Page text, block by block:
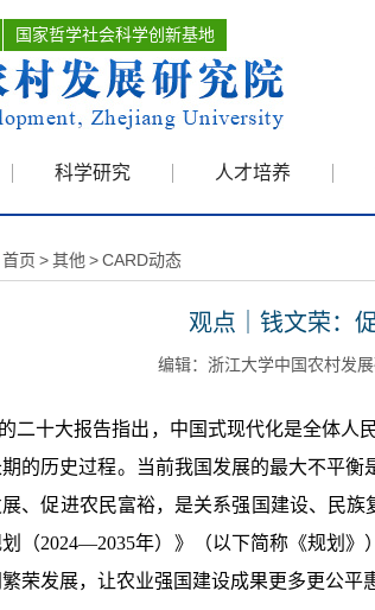
国家哲学社会科学创新基地
科学研究 人才培养
首页 >其他 >CARD动态
观点｜钱文荣：
编辑：浙江大学中国农村发
二十大报告指出，中国式现代化是全体人
的历史过程。当前我国发展的最大不平
、促进农民富裕，是关系强国建设、民
（2024—2035年）》（以下简称《规划》
荣发展，让农业强国建设成果更多更公平